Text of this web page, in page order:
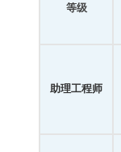
等级
助理工程师